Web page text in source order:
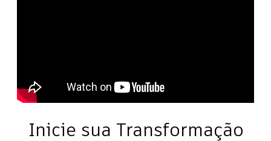
Inicie sua Transformação